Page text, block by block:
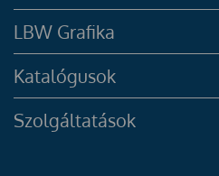
LBW Grafika
Katalógusok
Szolgáltatások